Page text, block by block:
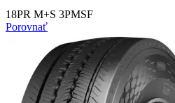
18PR M+S 3PMSF
Porovnať